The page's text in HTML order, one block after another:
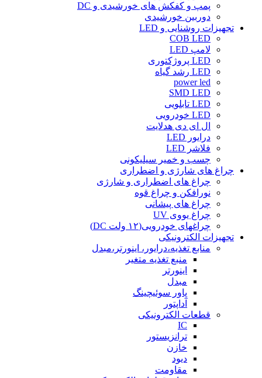
پمپ و کفکش های خورشیدی و DC
دوربین خورشیدی
تجهیزات روشنایی و LED
COB LED
لامپ LED
LED پروژکتوری
LED رشد گیاه
power led
SMD LED
LED تابلویی
LED خودرویی
ال ای دی هدلایت
درایور LED
فلاشر LED
چسب و خمیر سیلیکونی
چراغ های شارژی و اضطراری
چراغ های اضطراری و شارژی
نورافکن و چراغ قوه
چراغ های پیشانی
چراغ یووی UV
چراغهای خودرویی(۱۲ ولت DC)
تجهیزات الکترونیکی
منابع تغذیه،درایور، اینورتر،مبدل
منبع تغذیه متغیر
اینورتر
مبدل
پاور سوئیچینگ
آداپتور
قطعات الکترونیکی
IC
ترانزیستور
خازن
دیود
مقاومت